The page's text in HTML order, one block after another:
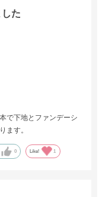
た
で下地とファンデーシ
ます。
0 Like! 1